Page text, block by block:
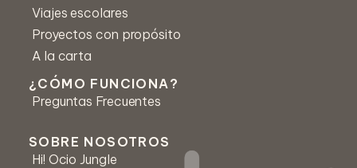
Correo *
Número de teléfono
Viajes escolares
Proyectos con propósito
A la carta
¿CÓMO FUNCIONA?
Preguntas Frecuentes
SOBRE NOSOTROS
Hi! Ocio Jungle